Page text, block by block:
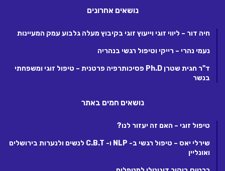
נושאים אחרונים
חיה דור – ליווי זוגי וייעוץ זוגי בקיבוץ מעלה גלבוע עמק המעיינות
נעמי נהרי – רייקי וטיפול רגשי בנהריה
ד"ר חגית שטרן Ph.D פסיכותרפיה פרטנית – טיפול זוגי ומשפחתי
בנשר
נושאים חמים באתר
טיפול זוגי – האם זה יעזור לנו?
שירלי יאס – טיפול רגשי ב- NLP ו- C.B.T לנשים ולנערות בירושלים
ואונליין